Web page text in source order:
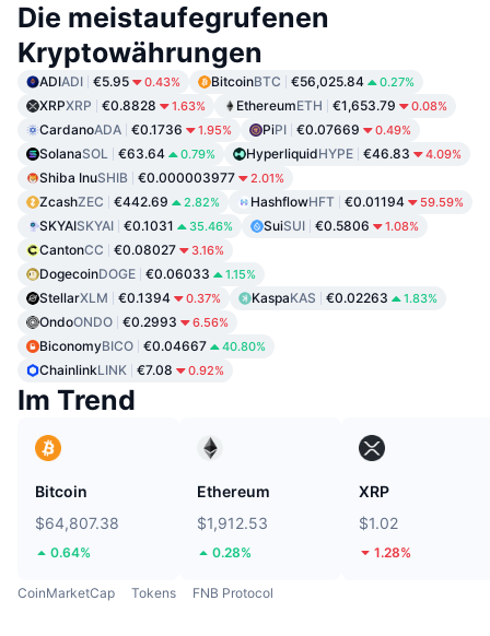
Die meistaufegrufenen
Kryptowährungen
ADIADI €5.95 0.43% BitcoinBTC €56,025.84 0.27%
XRPXRP €0.8828 1.63% EthereumETH €1,653.79 0.08%
CardanoADA €0.1736 1.95% PiPI €0.07669 0.49%
SolanaSOL €63.64 0.79% HyperliquidHYPE €46.83 4.09%
Shiba InuSHIB €0.000003977 2.01%
ZcashZEC €442.69 2.82% HashflowHFT €0.01194 59.59%
SKYAISKYAI €0.1031 35.46% SuiSUI €0.5806 1.08%
CantonCC €0.08027 3.16%
DogecoinDOGE €0.06033 1.15%
StellarXLM €0.1394 0.37% KaspaKAS €0.02263 1.83%
OndoONDO €0.2993 6.56%
BiconomyBICO €0.04667 40.80%
ChainlinkLINK €7.08 0.92%
Im Trend
Bitcoin
$64,807.38
0.64%
Ethereum
$1,912.53
0.28%
XRP
$1.02
1.28%
CoinMarketCap Tokens FNB Protocol